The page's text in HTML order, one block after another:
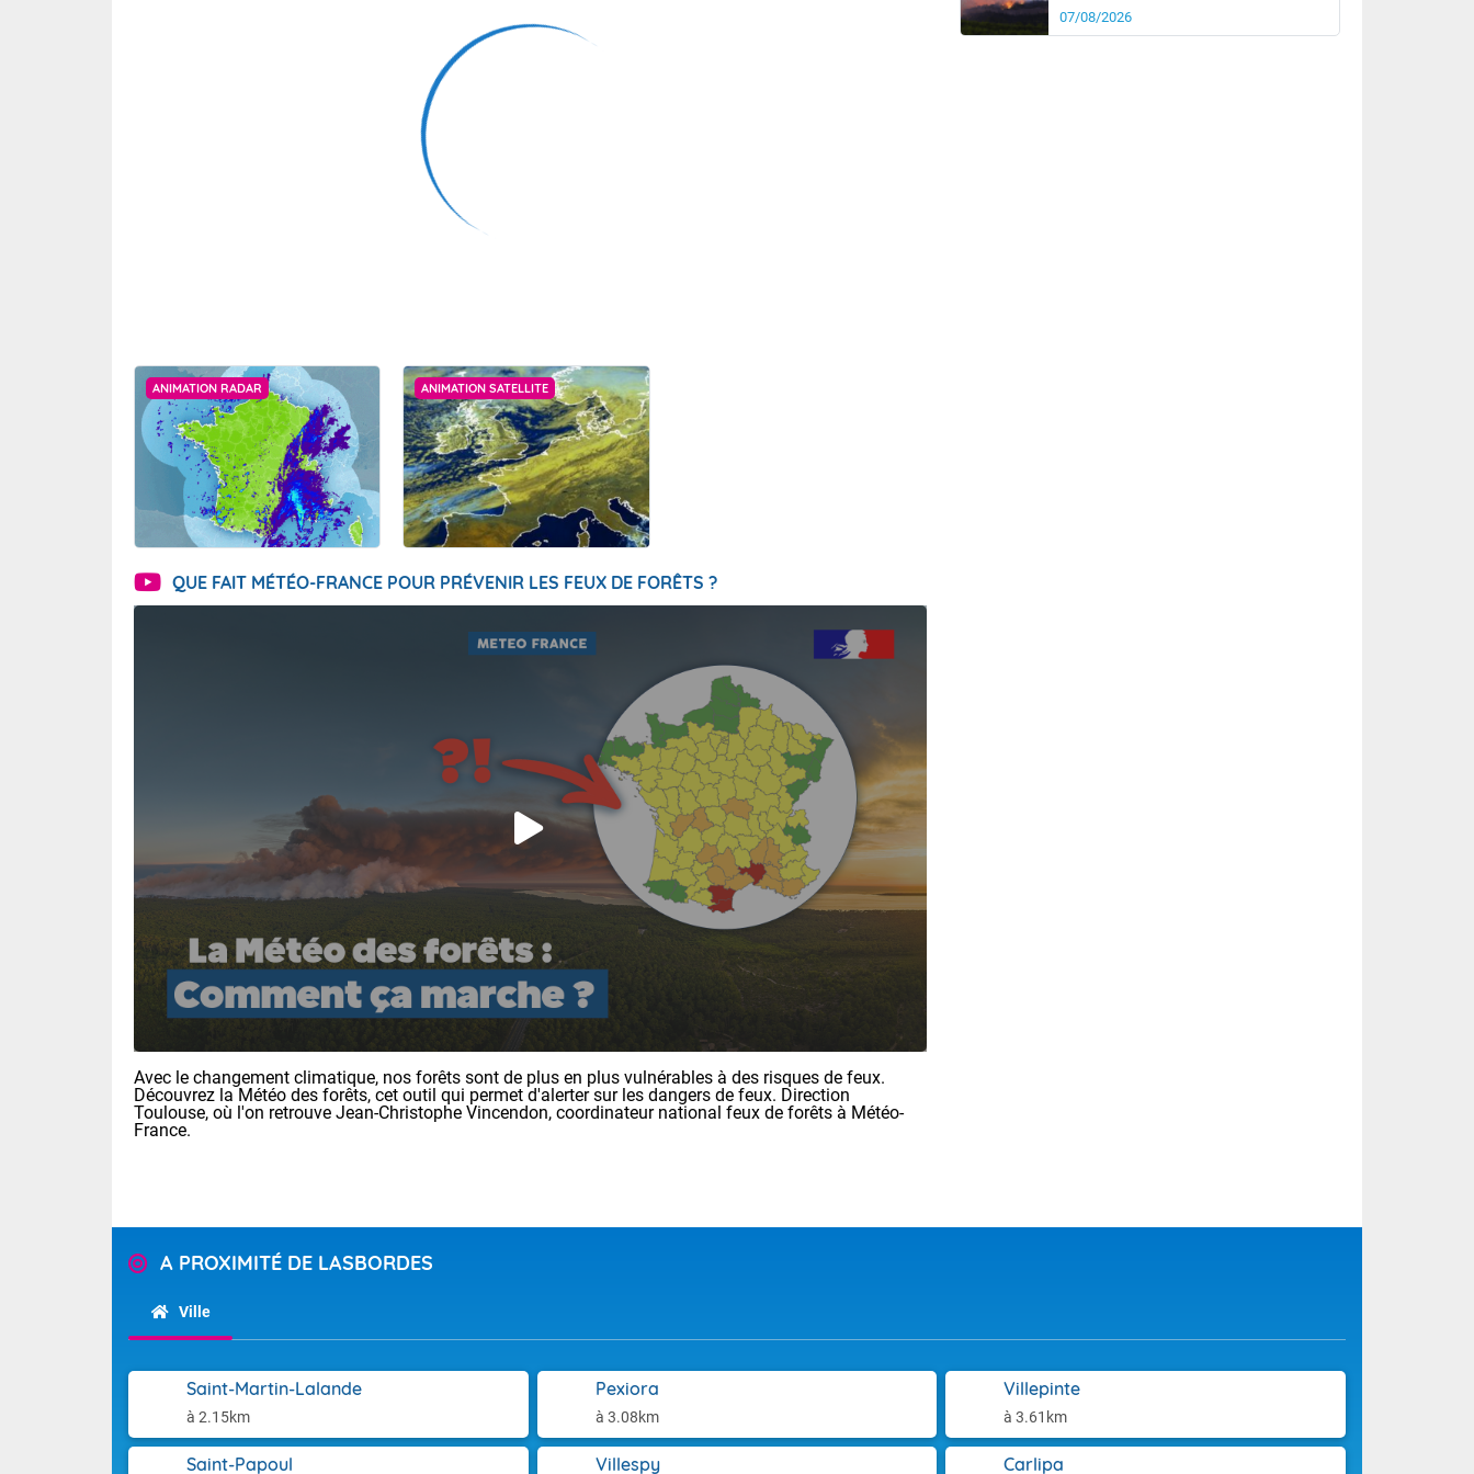
ANIMATION RADAR ANIMATION SATELLITE
QUE FAIT MÉTÉO-FRANCE POUR PRÉVENIR LES FEUX DE FORÊTS ?
Avec le changement climatique, nos forêts sont de plus en plus vulnérables à des risques de feux.
Découvrez la Météo des forêts, cet outil qui permet d'alerter sur les dangers de feux. Direction
Toulouse, où l'on retrouve Jean-Christophe Vincendon, coordinateur national feux de forêts à Météo-
France.
07/08/2026
A PROXIMITÉ DE LASBORDES
Ville
Saint-Martin-Lalande
à 2.15km
Pexiora
à 3.08km
Villepinte
à 3.61km
Saint-Papoul Villespy Carlipa